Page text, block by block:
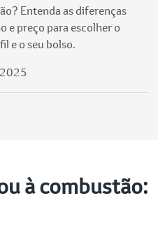
Entenda as diferenças
e preço para escolher o
e o seu bolso.
à combustão: